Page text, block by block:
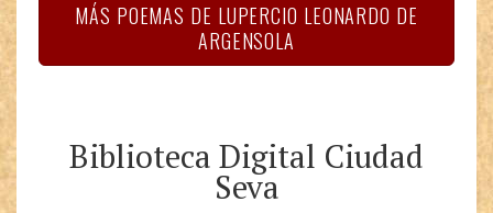
MÁS POEMAS DE LUPERCIO LEONARDO DE
ARGENSOLA
Biblioteca Digital Ciudad
Seva